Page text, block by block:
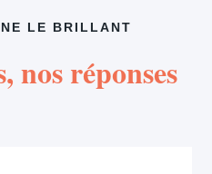
LE BRILLANT
nos réponses